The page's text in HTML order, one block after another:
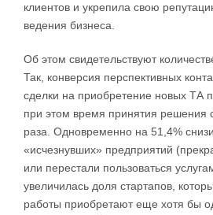
клиентов и укрепила свою
ведения бизнеса.
Об этом свидетельствуют
Так, конверсия перспективных
сделки на приобретение новых ТА
при этом время принятия решения
раза. Одновременно на 51,4%
«исчезнувших» предприятий
или перестали пользоваться
увеличилась доля стартапов,
работы приобретают еще хотя бы